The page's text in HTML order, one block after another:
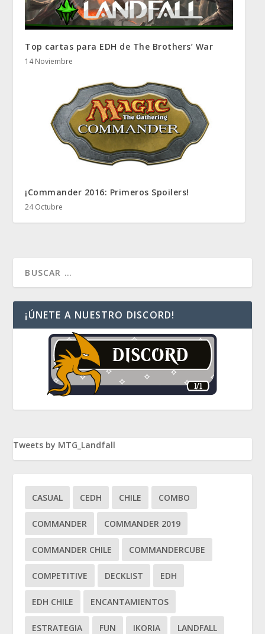
Top cartas para EDH de The Brothers’ War
14 Noviembre
¡Commander 2016: Primeros Spoilers!
24 Octubre
¡ÚNETE A NUESTRO DISCORD!
Tweets by MTG_Landfall
CASUAL CEDH CHILE COMBO
COMMANDER COMMANDER 2019
COMMANDER CHILE COMMANDERCUBE
COMPETITIVE DECKLIST EDH
EDH CHILE ENCANTAMIENTOS
ESTRATEGIA FUN IKORIA LANDFALL